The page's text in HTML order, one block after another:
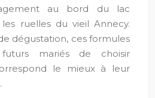
au bord du lac
ruelles du vieil Annecy.
dégustation, ces formules
mariés de choisir
le mieux à leur